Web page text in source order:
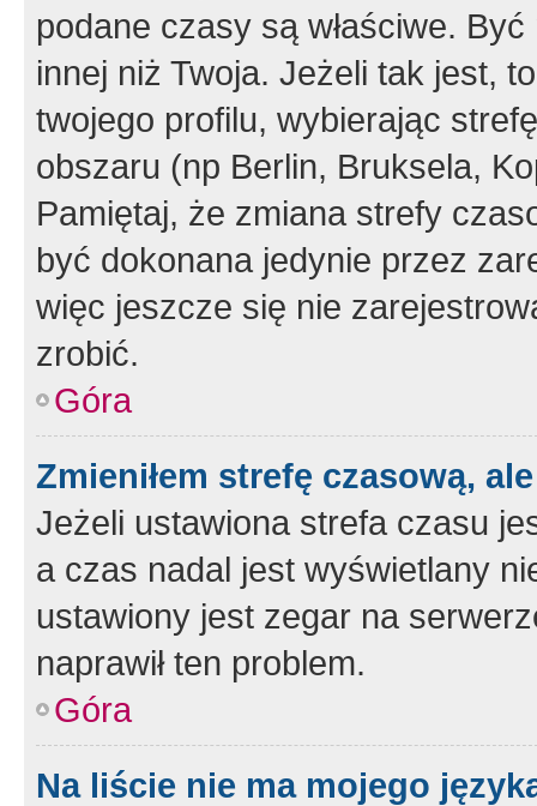
podane czasy są właściwe.
innej niż Twoja. Jeżeli tak jest,
twojego profilu, wybierając
obszaru (np Berlin, Bruksela,
Pamiętaj, że zmiana strefy
być dokonana jedynie przez
więc jeszcze się nie
zrobić.
Góra
Zmieniłem strefę czasową,
Jeżeli ustawiona strefa czasu
a czas nadal jest wyświetlany
ustawiony jest zegar na
naprawił ten problem.
Góra
Na liście nie ma mojego